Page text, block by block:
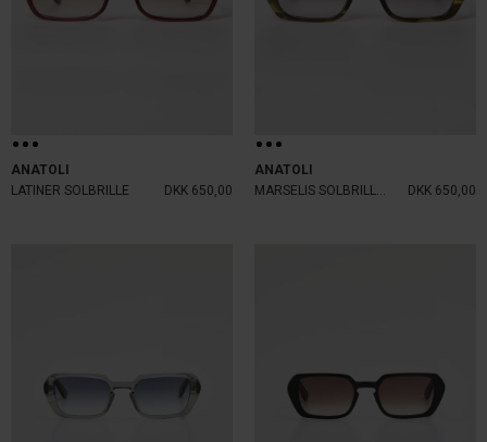
ANATOLI
LATINER SOLBRILLE
DKK 650,00
ANATOLI
DKK 650,00